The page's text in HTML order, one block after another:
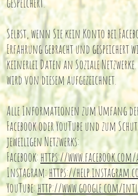
Selbst, wenn Sie kein Konto bei
Erfahrung gebracht und
keinerlei Daten an Soziale
wird von diesem aufgezeichnet.
Alle Informationen zum Umfang
Facebook oder YouTube und zum
jeweiligen Netzwerks:
Facebook:https://
Instagram:https://
YouTube:http://www.google.com/